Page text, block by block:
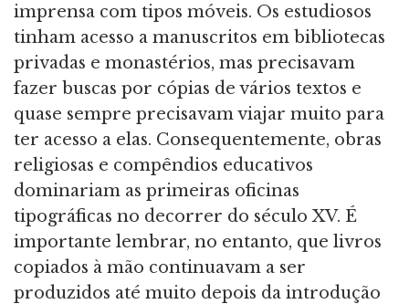
imprensa com tipos móveis. Os estudiosos
tinham acesso a manuscritos em bibliotecas
privadas e monastérios, mas precisavam
fazer buscas por cópias de vários textos e
quase sempre precisavam viajar muito para
ter acesso a elas. Consequentemente, obras
religiosas e compêndios educativos
dominariam as primeiras oficinas
tipográficas no decorrer do século XV. É
importante lembrar, no entanto, que livros
copiados à mão continuavam a ser
produzidos até muito depois da introdução